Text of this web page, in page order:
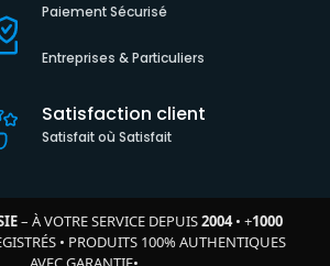
Paiement Sécurisé
Entreprises & Particuliers
Satisfaction client
Satisfait où Satisfait
– À VOTRE SERVICE DEPUIS2004• +1000
• PRODUITS 100% AUTHENTIQUES